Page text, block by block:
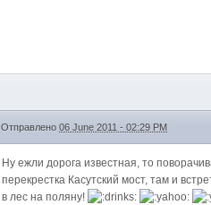
Отправлено06 June 2011 - 02:29 PM
Ну ежли дорога известная, то
перекрестка Касутский мост, там и
в лес на поляну!